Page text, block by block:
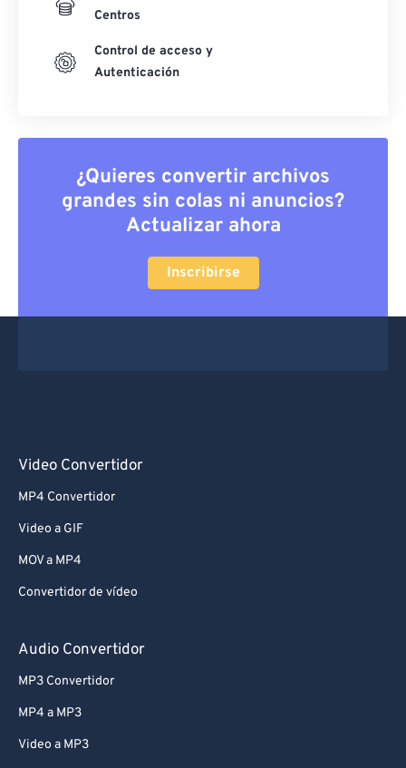
Centros
Control de acceso y
Autenticación
¿Quieres convertir archivos
grandes sin colas ni anuncios?
Actualizar ahora
Inscribirse
Video Convertidor
MP4 Convertidor
Video a GIF
MOV a MP4
Convertidor de vídeo
Audio Convertidor
MP3 Convertidor
MP4 a MP3
Video a MP3